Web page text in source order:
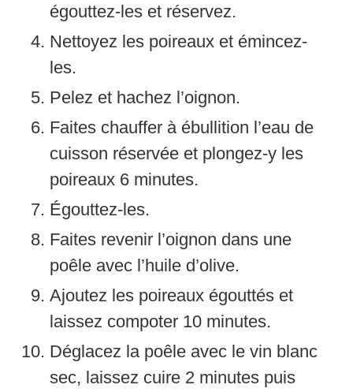
égouttez-les et réservez.
Nettoyez les poireaux et émincez-
les.
Pelez et hachez l’oignon.
Faites chauffer à ébullition l’eau de
cuisson réservée et plongez-y les
poireaux 6 minutes.
Égouttez-les.
Faites revenir l’oignon dans une
poêle avec l’huile d’olive.
Ajoutez les poireaux égouttés et
laissez compoter 10 minutes.
Déglacez la poêle avec le vin blanc
sec, laissez cuire 2 minutes puis